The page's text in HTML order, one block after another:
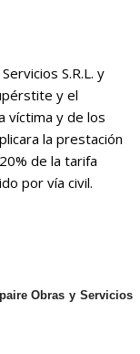
S.R.L. y
y el
víctima y de los
la prestación
de la tarifa
por vía civil.
Obras y Servicios